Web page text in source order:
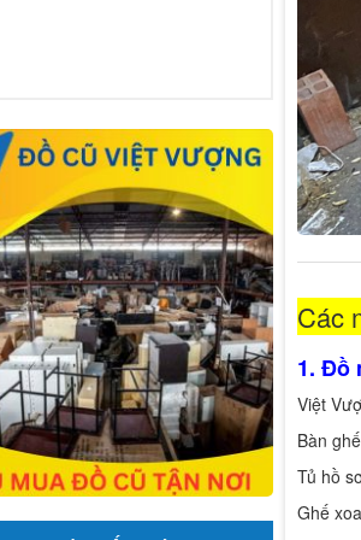
Các
1. Đồ
Việt
Bàn
Tủ hồ
Ghế